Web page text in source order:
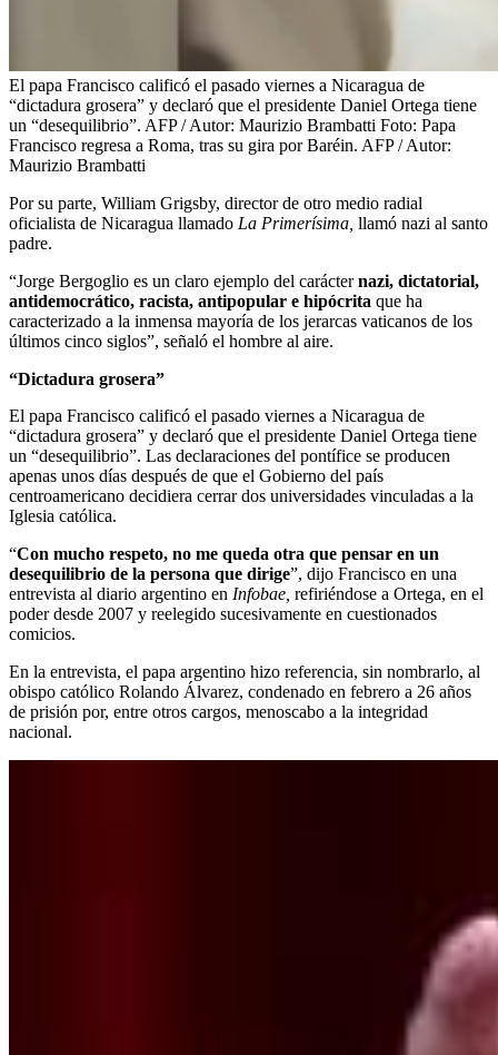
El papa Francisco calificó el pasado viernes a Nicaragua de
“dictadura grosera” y declaró que el presidente Daniel Ortega tiene
un “desequilibrio”. AFP / Autor: Maurizio Brambatti Foto: Papa
Francisco regresa a Roma, tras su gira por Baréin. AFP / Autor:
Maurizio Brambatti
Por su parte, William Grigsby, director de otro medio radial
oficialista de Nicaragua llamado La Primerísima, llamó nazi al santo
padre.
“Jorge Bergoglio es un claro ejemplo del carácternazi, dictatorial,
antidemocrático, racista, antipopular e hipócrita que ha
caracterizado a la inmensa mayoría de los jerarcas vaticanos de los
últimos cinco siglos”, señaló el hombre al aire.
“Dictadura grosera”
El papa Francisco calificó el pasado viernes a Nicaragua de
“dictadura grosera” y declaró que el presidente Daniel Ortega tiene
un “desequilibrio”. Las declaraciones del pontífice se producen
apenas unos días después de que el Gobierno del país
centroamericano decidiera cerrar dos universidades vinculadas a la
Iglesia católica.
“Con mucho respeto, no me queda otra que pensar en un
desequilibrio de la persona que dirige”, dijo Francisco en una
entrevista al diario argentino en Infobae, refiriéndose a Ortega, en el
poder desde 2007 y reelegido sucesivamente en cuestionados
comicios.
En la entrevista, el papa argentino hizo referencia, sin nombrarlo, al
obispo católico Rolando Álvarez, condenado en febrero a 26 años
de prisión por, entre otros cargos, menoscabo a la integridad
nacional.